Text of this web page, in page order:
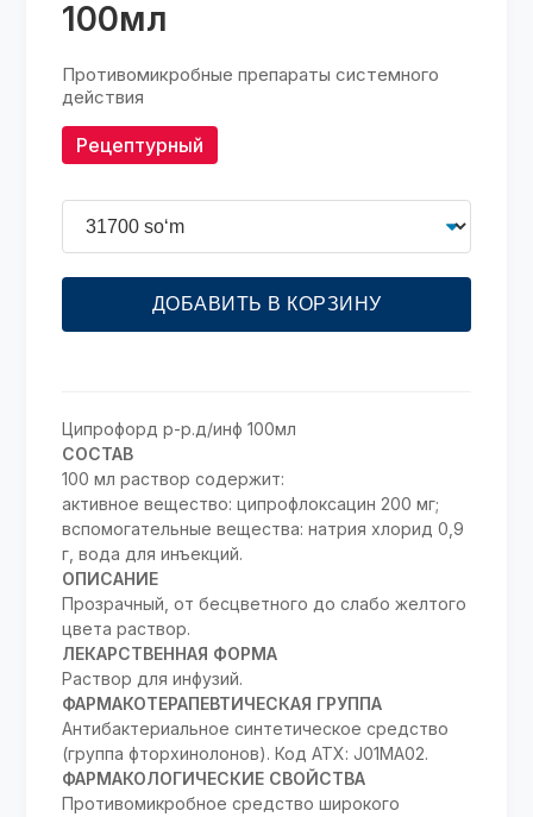
100мл
Противомикробные препараты системного
действия
Рецептурный
ДОБАВИТЬ В КОРЗИНУ
Ципрофорд р-р.д/инф 100мл
СОСТАВ
100 мл раствор содержит:
активное вещество: ципрофлоксацин 200 мг;
вспомогательные вещества: натрия хлорид 0,9
г, вода для инъекций.
ОПИСАНИЕ
Прозрачный, от бесцветного до слабо желтого
цвета раствор.
ЛЕКАРСТВЕННАЯ ФОРМА
Раствор для инфузий.
ФАРМАКОТЕРАПЕВТИЧЕСКАЯ ГРУППА
Антибактериальное синтетическое средство
(группа фторхинолонов). Код АТХ: J01MA02.
ФАРМАКОЛОГИЧЕСКИЕ СВОЙСТВА
Противомикробное средство широкого